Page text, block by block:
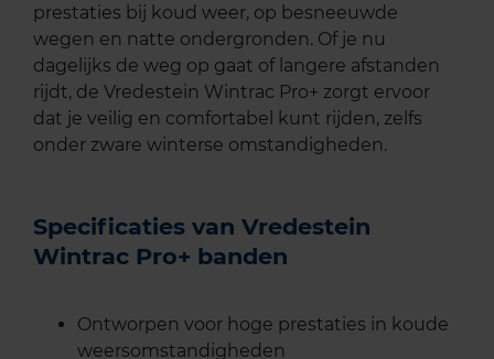
prestaties bij koud weer, op besneeuwde
wegen en natte ondergronden. Of je nu
dagelijks de weg op gaat of langere afstanden
rijdt, de Vredestein Wintrac Pro+ zorgt ervoor
dat je veilig en comfortabel kunt rijden, zelfs
onder zware winterse omstandigheden.
Specificaties van Vredestein
Wintrac Pro+ banden
Ontworpen voor hoge prestaties in koude
weersomstandigheden